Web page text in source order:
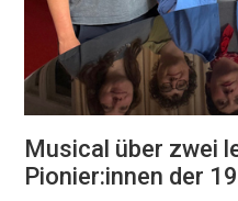
Musical über zwei
Pionier:innen der